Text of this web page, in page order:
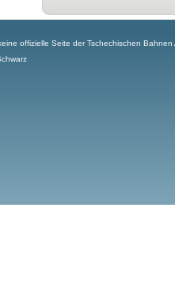
offizielle Seite der Tschechischen